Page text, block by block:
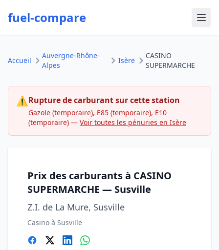
fuel-compare
Accueil
Auvergne-Rhône-
Alpes
Isère
CASINO
SUPERMARCHE
⚠Rupture de carburant sur cette station
Gazole (temporaire), E85 (temporaire), E10
(temporaire) — Voir toutes les pénuries en Isère
Prix des carburants à CASINO
SUPERMARCHE — Susville
Z.I. de La Mure, Susville
Casino à Susville